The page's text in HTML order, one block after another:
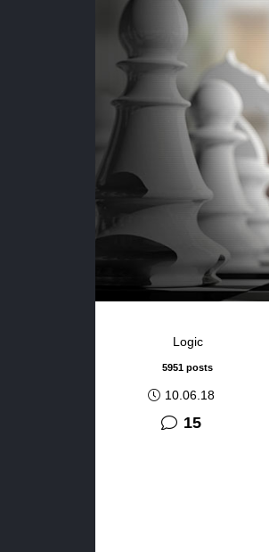
Logic
5951 posts
10.06.18
15